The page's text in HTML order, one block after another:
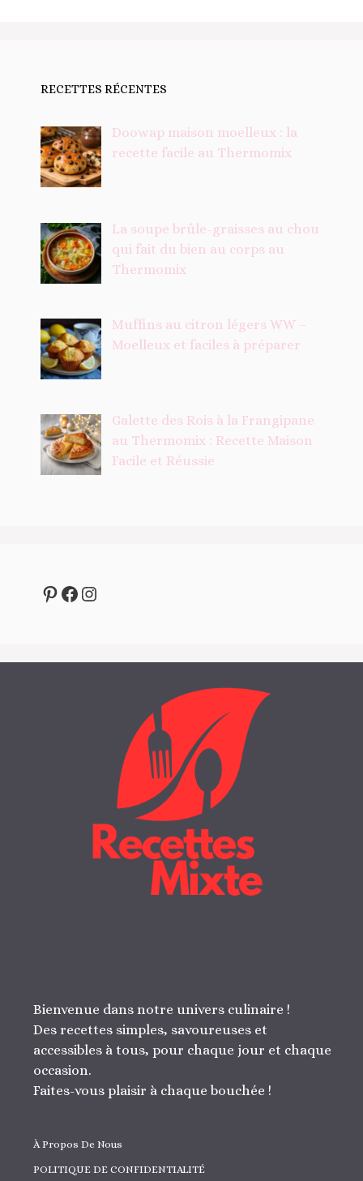
RECETTES RÉCENTES
Doowap maison moelleux : la
recette facile au Thermomix
La soupe brûle-graisses au chou
qui fait du bien au corps au
Thermomix
Muffins au citron légers WW –
Moelleux et faciles à préparer
Galette des Rois à la Frangipane
au Thermomix : Recette Maison
Facile et Réussie
Pinterest
Facebook
Instagram
Bienvenue dans notre univers culinaire !
Des recettes simples, savoureuses et
accessibles à tous, pour chaque jour et chaque
occasion.
Faites-vous plaisir à chaque bouchée !
À Propos De Nous
POLITIQUE DE CONFIDENTIALITÉ